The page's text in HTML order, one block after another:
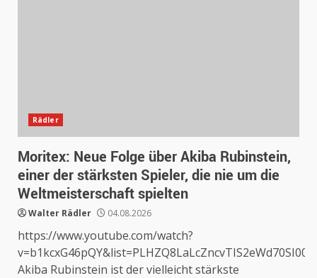
Rädler
Moritex: Neue Folge über Akiba Rubinstein,
einer der stärksten Spieler, die nie um die
Weltmeisterschaft spielten
Walter Rädler 04.08.2026
https://www.youtube.com/watch?
Akiba Rubinstein ist der vielleicht stärkste